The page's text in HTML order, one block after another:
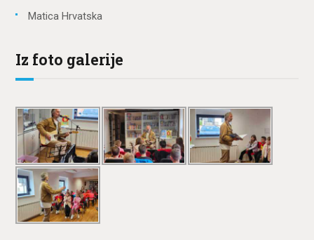
Matica Hrvatska
Iz foto galerije